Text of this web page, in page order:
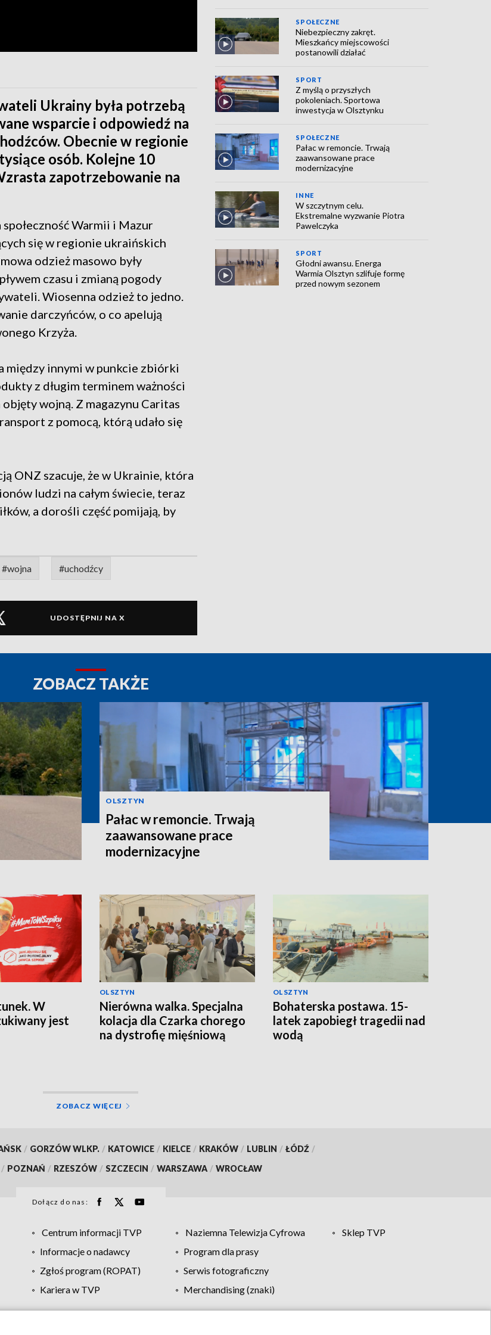
Ukrainy była potrzebą
wsparcie i odpowiedź na
Obecnie w regionie
osób. Kolejne 10
zapotrzebowanie na
Warmii i Mazur
się w regionie ukraińskich
odzież masowo były
czasu i zmianą pogody
Wiosenna odzież to jedno.
darczyńców, o co apelują
Krzyża.
między innymi w punkcie zbiórki
z długim terminem ważności
wojną. Z magazynu Caritas
z pomocą, którą udało się
ONZ szacuje, że w Ukrainie, która
ludzi na całym świecie, teraz
a dorośli część pomijają, by
#wojna #uchodźcy
UDOSTĘPNIJ NA X
SPOŁECZNE
Niebezpieczny zakręt.
Mieszkańcy miejscowości
postanowili działać
SPORT
Z myślą o przyszłych
pokoleniach. Sportowa
inwestycja w Olsztynku
SPOŁECZNE
Pałac w remoncie. Trwają
zaawansowane prace
modernizacyjne
INNE
W szczytnym celu.
Ekstremalne wyzwanie Piotra
Pawelczyka
SPORT
Głodni awansu. Energa
Warmia Olsztyn szlifuje formę
przed nowym sezonem
ZOBACZ TAKŻE
OLSZTYN
Pałac w remoncie. Trwają
zaawansowane prace
modernizacyjne
W
jest
OLSZTYN
Nierówna walka. Specjalna
kolacja dla Czarka chorego
na dystrofię mięśniową
OLSZTYN
Bohaterska postawa. 15-
latek zapobiegł tragedii nad
wodą
ZOBACZ WIĘCEJ
/ GORZÓW WLKP. / KATOWICE / KIELCE / KRAKÓW / LUBLIN / ŁÓDŹ /
/ POZNAŃ / RZESZÓW / SZCZECIN / WARSZAWA / WROCŁAW
Dołącz do nas:
Centrum informacji TVP Naziemna Telewizja Cyfrowa
Sklep TVP
Informacje o nadawcy
Program dla prasy
Zgłoś program (ROPAT)
Serwis fotograficzny
Kariera w TVP
Merchandising (znaki)